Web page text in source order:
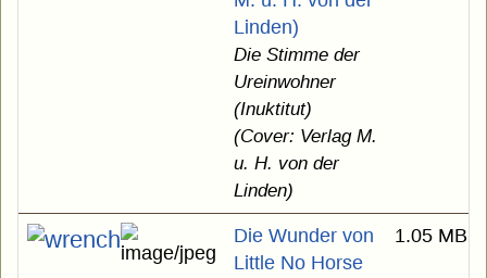
Linden)
Die Stimme der
Ureinwohner
(Inuktitut)
(Cover: Verlag M.
u. H. von der
Linden)
Die Wunder von
Little No Horse
1.05 MB